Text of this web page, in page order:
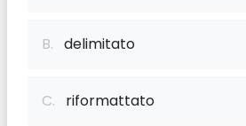
B. delimitato
C. riformattato